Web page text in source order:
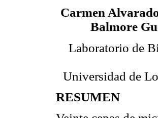
Carmen
Balmore
Laboratorio de
Universidad de
RESUMEN